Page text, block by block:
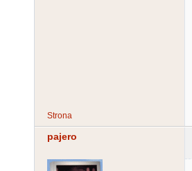
Strona
pajero